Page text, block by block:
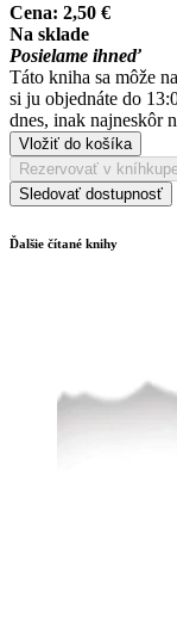
Cena: 2,50 €
Na sklade
Posielame ihneď
Táto kniha sa môže
si ju objednáte do
dnes, inak najneskôr
Vložiť do košíka
Rezervovať v
Sledovať dostupnosť
Ďalšie čítané knihy